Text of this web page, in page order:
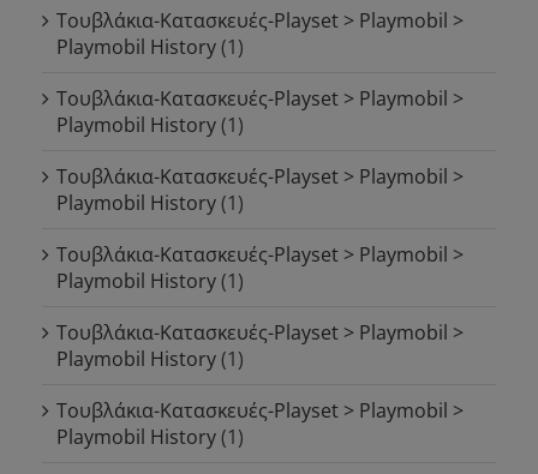
Τουβλάκια-Κατασκευές-Playset > Playmobil >
Playmobil History(1)
Τουβλάκια-Κατασκευές-Playset > Playmobil >
Playmobil History(1)
Τουβλάκια-Κατασκευές-Playset > Playmobil >
Playmobil History(1)
Τουβλάκια-Κατασκευές-Playset > Playmobil >
Playmobil History(1)
Τουβλάκια-Κατασκευές-Playset > Playmobil >
Playmobil History(1)
Τουβλάκια-Κατασκευές-Playset > Playmobil >
Playmobil History(1)